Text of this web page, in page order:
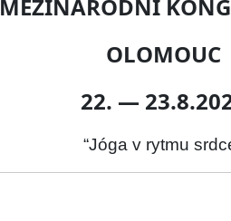
MEZINÁRODNÍ
OLOMOUC
22. —
“Jóga v rytmu